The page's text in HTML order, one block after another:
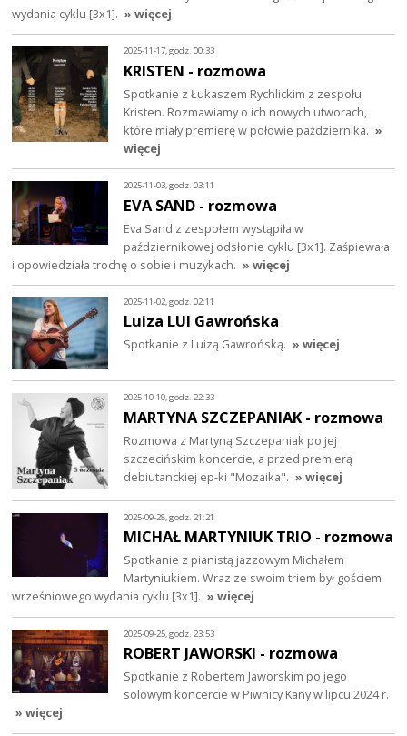
wydania cyklu [3x1]. » więcej
2025-11-17, godz. 00:33
KRISTEN - rozmowa
Spotkanie z Łukaszem Rychlickim z zespołu
Kristen. Rozmawiamy o ich nowych utworach,
które miały premierę w połowie października. »
więcej
2025-11-03, godz. 03:11
EVA SAND - rozmowa
Eva Sand z zespołem wystąpiła w
październikowej odsłonie cyklu [3x1]. Zaśpiewała
i opowiedziała trochę o sobie i muzykach. » więcej
2025-11-02, godz. 02:11
Luiza LUI Gawrońska
Spotkanie z Luizą Gawrońską. » więcej
2025-10-10, godz. 22:33
MARTYNA SZCZEPANIAK - rozmowa
Rozmowa z Martyną Szczepaniak po jej
szczecińskim koncercie, a przed premierą
debiutanckiej ep-ki "Mozaika". » więcej
2025-09-28, godz. 21:21
MICHAŁ MARTYNIUK TRIO - rozmowa
Spotkanie z pianistą jazzowym Michałem
Martyniukiem. Wraz ze swoim triem był gościem
wrześniowego wydania cyklu [3x1]. » więcej
2025-09-25, godz. 23:53
ROBERT JAWORSKI - rozmowa
Spotkanie z Robertem Jaworskim po jego
solowym koncercie w Piwnicy Kany w lipcu 2024 r.
» więcej